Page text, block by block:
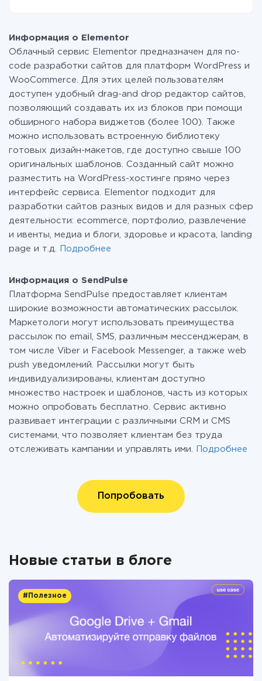
перейти на платный, при необходимости. Подробнее
отарифах.
Информация о Elementor
Облачный сервис Elementor предназначен для no-
code разработки сайтов для платформ WordPress и
WooCommerce. Для этих целей пользователям
доступен удобный drag-and drop редактор сайтов,
позволяющий создавать их из блоков при помощи
обширного набора виджетов (более 100). Также
можно использовать встроенную библиотеку
готовых дизайн-макетов, где доступно свыше 100
оригинальных шаблонов. Созданный сайт можно
разместить на WordPress-хостинге прямо через
интерфейс сервиса. Elementor подходит для
разработки сайтов разных видов и для разных сфер
деятельности: ecommerce, портфолио, развлечение
и ивенты, медиа и блоги, здоровье и красота, landing
page и т.д.
Подробнее
Информация о SendPulse
Платформа SendPulse предоставляет клиентам
широкие возможности автоматических рассылок.
Маркетологи могут использовать преимущества
рассылок по email, SMS, различным мессенджерам, в
том числе Viber и Facebook Messenger, а также web
push уведомлений. Рассылки могут быть
индивидуализированы, клиентам доступно
множество настроек и шаблонов, часть из которых
можно опробовать бесплатно. Сервис активно
развивает интеграции с различными CRM и CMS
системами, что позволяет клиентам без труда
отслеживать кампании и управлять ими.
Подробнее
Попробовать
Новые статьи в блоге
#Полезное